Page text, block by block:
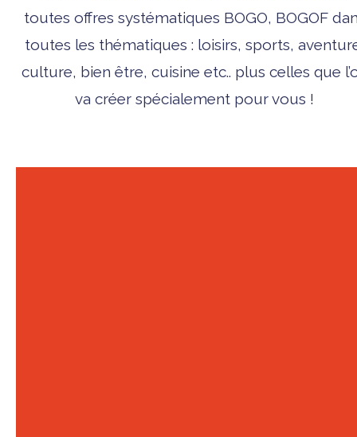
toutes offres systématiques BOGO, BOGOF
toutes les thématiques : loisirs, sports,
culture, bien être, cuisine etc.. plus celles que
va créer spécialement pour vous !